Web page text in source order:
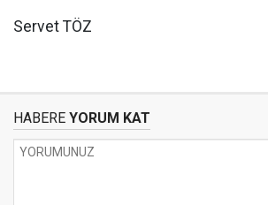
Servet TÖZ
HABERE YORUM KAT